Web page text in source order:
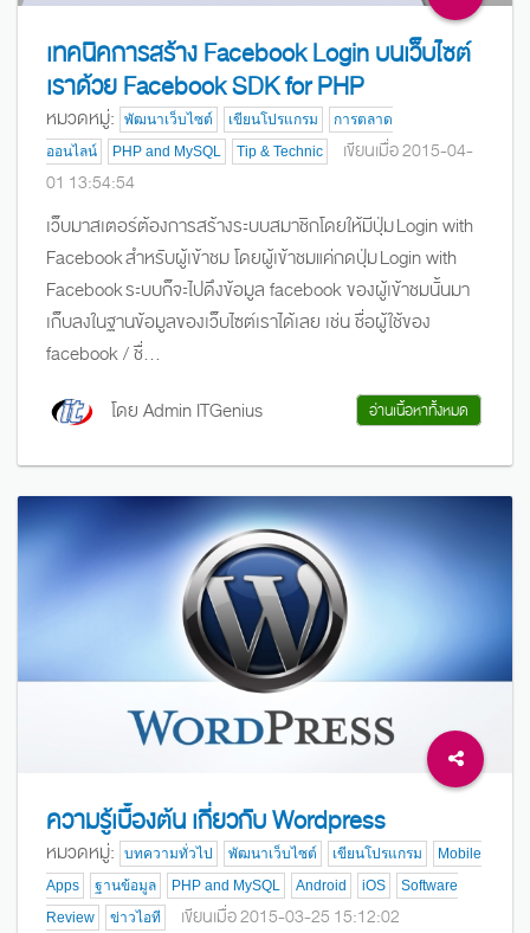
เทคนิคการสร้าง Facebook Login บนเว็บไซต์
เราด้วย Facebook SDK for PHP
หมวดหมู่: พัฒนาเว็บไซต์ เขียนโปรแกรม
การตลาด
ออนไลน์
PHP and MySQL Tip & Technic
เขียนเมื่อ 2015-04-
01 13:54:54
เว็บมาสเตอร์ต้องการสร้างระบบสมาชิกโดยให้มีปุ่ม Login with
Facebook สำหรับผู้เข้าชม โดยผู้เข้าชมแค่กดปุ่ม Login with
Facebook ระบบก็จะไปดึงข้อมูล facebook ของผู้เข้าชมนั้นมา
เก็บลงในฐานข้อมูลของเว็บไซต์เราได้เลย เช่น ชื่อผู้ใช้ของ
facebook / ชื่...
โดย Admin ITGenius อ่านเนื้อหาทั้งหมด
ความรู้เบื้องต้น เกี่ยวกับ Wordpress
หมวดหมู่: บทความทั่วไป พัฒนาเว็บไซต์ เขียนโปรแกรม
Mobile
Apps
ฐานข้อมูล PHP and MySQL Android iOS
Software
Review
ข่าวไอที เขียนเมื่อ 2015-03-25 15:12:02